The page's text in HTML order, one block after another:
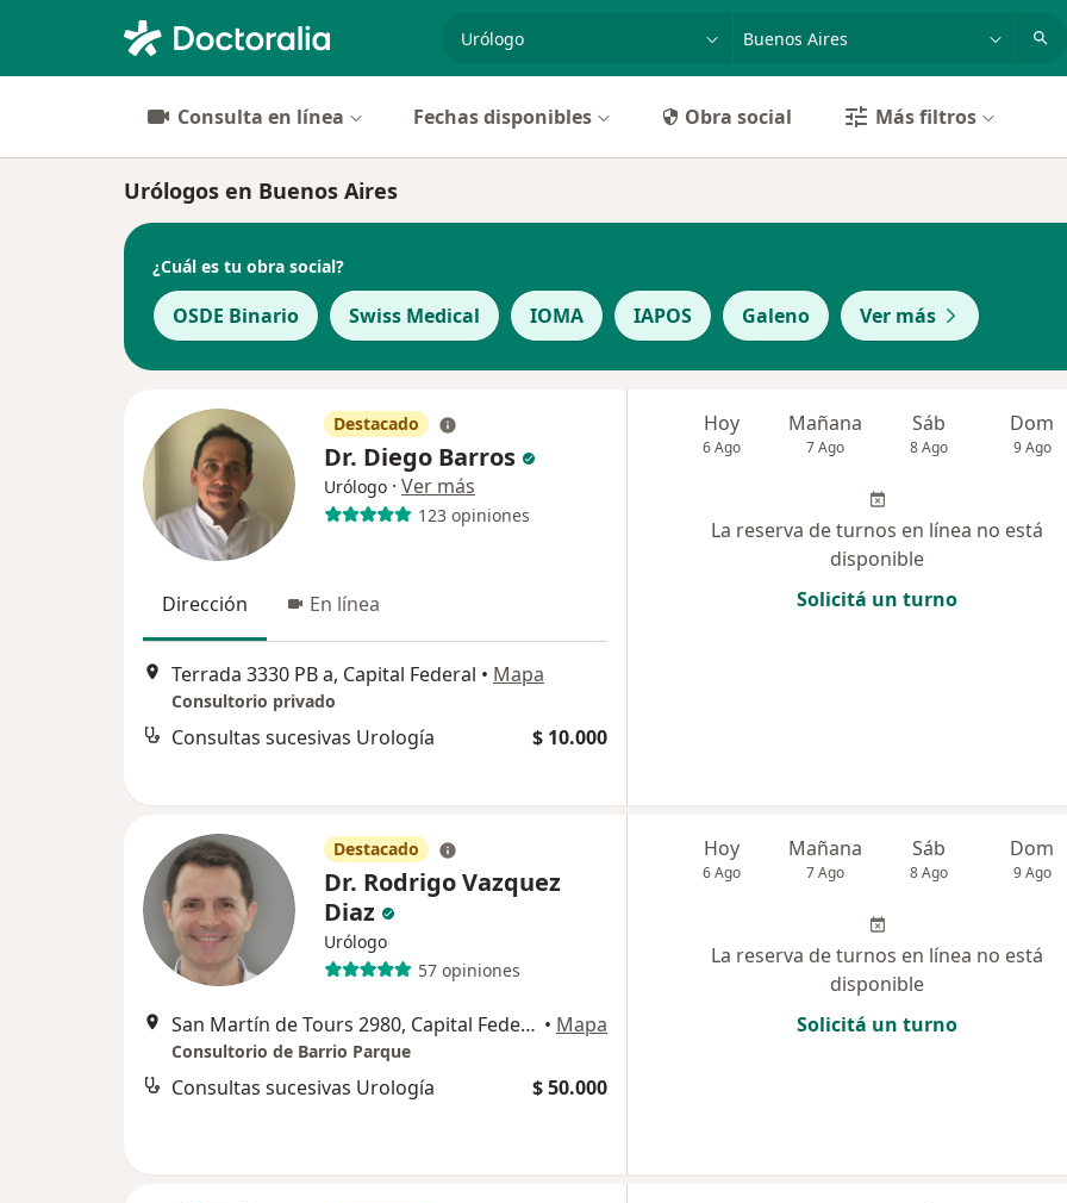
especialidad, enfermedad o nombre
Consulta en línea Fechas disponibles Obra social Más filtros
Urólogos en Buenos Aires
¿Cuál es tu obra social?
OSDE Binario Swiss Medical IOMA IAPOS Galeno Ver más
Destacado
Dr. Diego Barros
Urólogo · Ver más
123 opiniones
Dirección En línea
Terrada 3330 PB a, Capital Federal • Mapa
Consultorio privado
Consultas sucesivas Urología $ 10.000
Hoy
6 Ago
Mañana
7 Ago
Sáb
8 Ago
Dom
9 Ago
La reserva de turnos en línea no está
disponible
Solicitá un turno
Destacado
Dr. Rodrigo Vazquez
Diaz
Urólogo
57 opiniones
San Martín de Tours 2980, Capital Federal • Mapa
Consultorio de Barrio Parque
Consultas sucesivas Urología $ 50.000
Hoy
6 Ago
Mañana
7 Ago
Sáb
8 Ago
Dom
9 Ago
La reserva de turnos en línea no está
disponible
Solicitá un turno